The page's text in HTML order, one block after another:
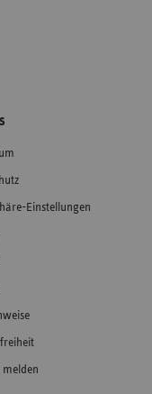
Einstellungen
melden